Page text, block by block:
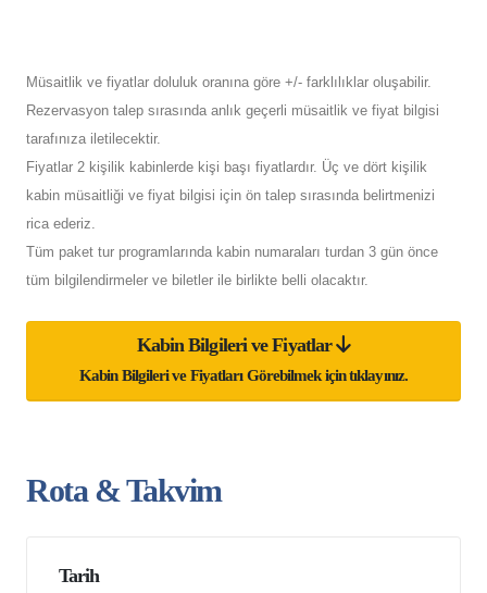
Müsaitlik ve fiyatlar doluluk oranına göre +/- farklılıklar oluşabilir.
Rezervasyon talep sırasında anlık geçerli müsaitlik ve fiyat bilgisi
tarafınıza iletilecektir.
Fiyatlar 2 kişilik kabinlerde kişi başı fiyatlardır. Üç ve dört kişilik
kabin müsaitliği ve fiyat bilgisi için ön talep sırasında belirtmenizi
rica ederiz.
Tüm paket tur programlarında kabin numaraları turdan 3 gün önce
tüm bilgilendirmeler ve biletler ile birlikte belli olacaktır.
Kabin Bilgileri ve Fiyatlar
Kabin Bilgileri ve Fiyatları Görebilmek için tıklayınız.
Rota & Takvim
Tarih